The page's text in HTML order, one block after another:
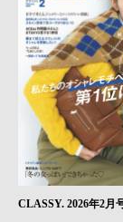
CLASSY. 2026年2月